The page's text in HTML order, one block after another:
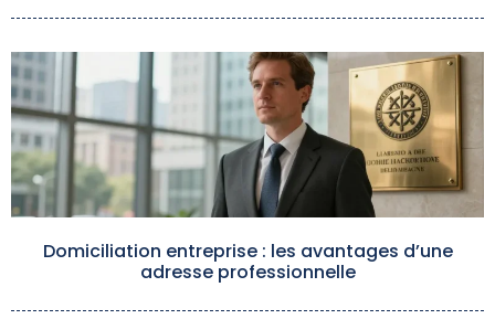
Domiciliation entreprise : les avantages d’une
adresse professionnelle